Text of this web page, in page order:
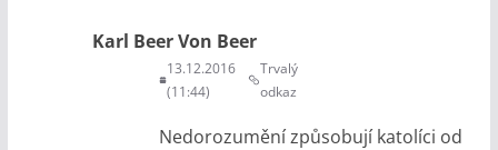
Karl Beer Von Beer
13.12.2016
(11:44)
Trvalý
odkaz
Nedorozumění způsobují katolíci od